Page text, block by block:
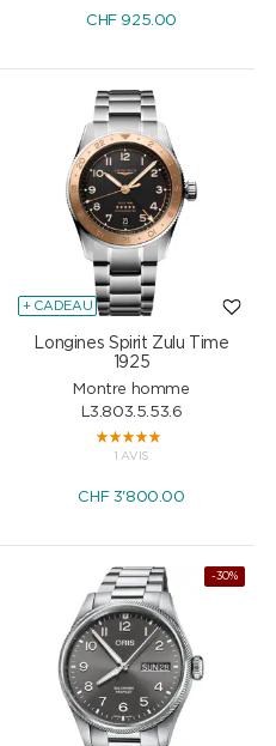
CHF925.00
+ CADEAU
Longines Spirit Zulu Time
1925
Montre homme
L3.803.5.53.6
1 AVIS
CHF 3'800.00
-30%